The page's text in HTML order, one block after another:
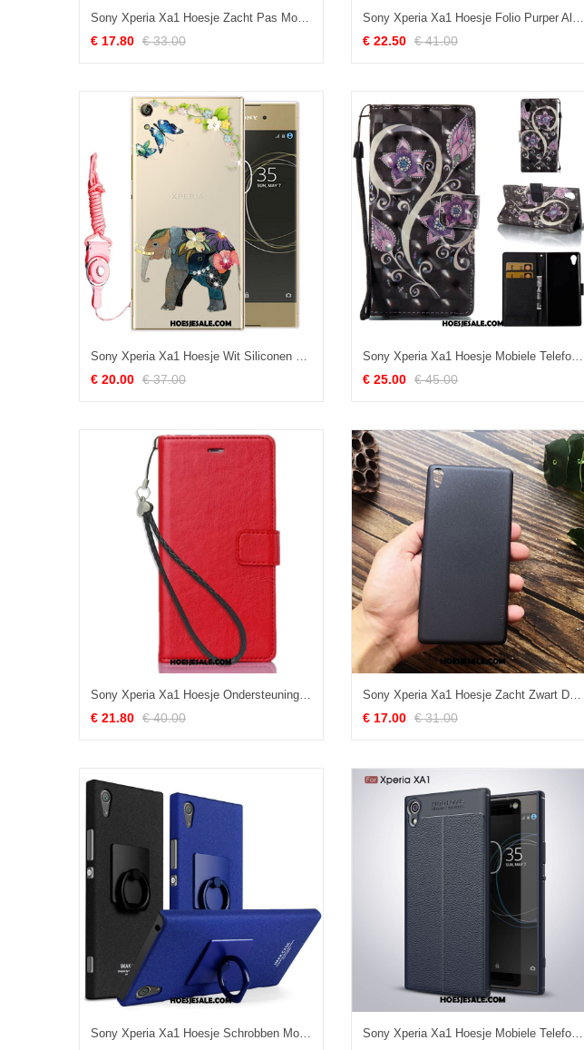
Sony Xperia Xa1 Hoesje Zacht Pas Mobiele Telefoon All Inclusive Geschilderd Kopen
€ 17.80 € 33.00
Sony Xperia Xa1 Hoesje Folio Purper All Inclusive Leren Etui Hanger Online
€ 22.50 € 41.00
Sony Xperia Xa1 Hoesje Wit Siliconen Zacht Hoes Mobiele Telefoon Sale
€ 20.00 € 37.00
Sony Xperia Xa1 Hoesje Mobiele Telefoon 3d Kaart Hoes Gesp
€ 25.00 € 45.00
Sony Xperia Xa1 Hoesje Ondersteuning Folio Hoes Mobiele Telefoon Leren Etui Goedkoop
€ 21.80 € 40.00
Sony Xperia Xa1 Hoesje Zacht Zwart Doorzichtig Mobiele Telefoon Schrobben Goedkoop
€ 17.00 € 31.00
Sony Xperia Xa1 Hoesje Schrobben Mobiele Telefoon Ring Hard Zwart Kopen Sony Xperia Xa1 Hoesje Mobiele Telefoon Anti-fall Hoes Bescherming Zacht Sale